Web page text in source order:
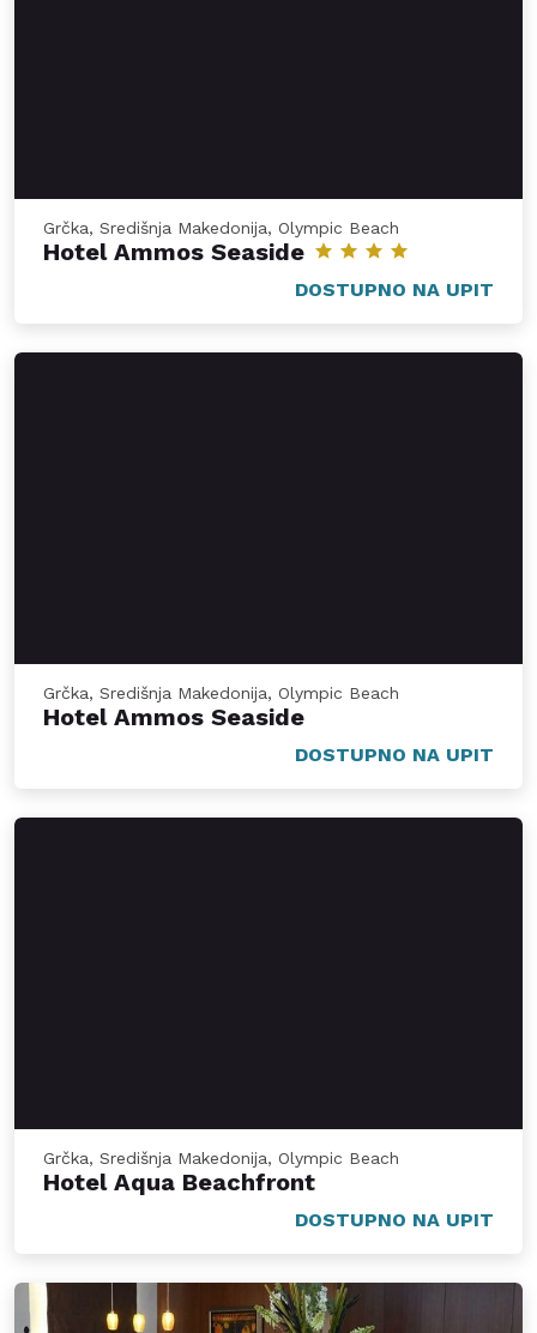
Grčka, Središnja Makedonija, Olympic Beach
Hotel Ammos Seaside
DOSTUPNO NA UPIT
Grčka, Središnja Makedonija, Olympic Beach
Hotel Ammos Seaside
DOSTUPNO NA UPIT
Grčka, Središnja Makedonija, Olympic Beach
Hotel Aqua Beachfront
DOSTUPNO NA UPIT